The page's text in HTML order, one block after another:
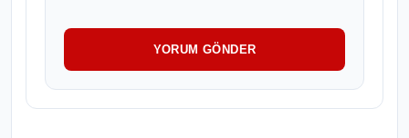
YORUM GÖNDER